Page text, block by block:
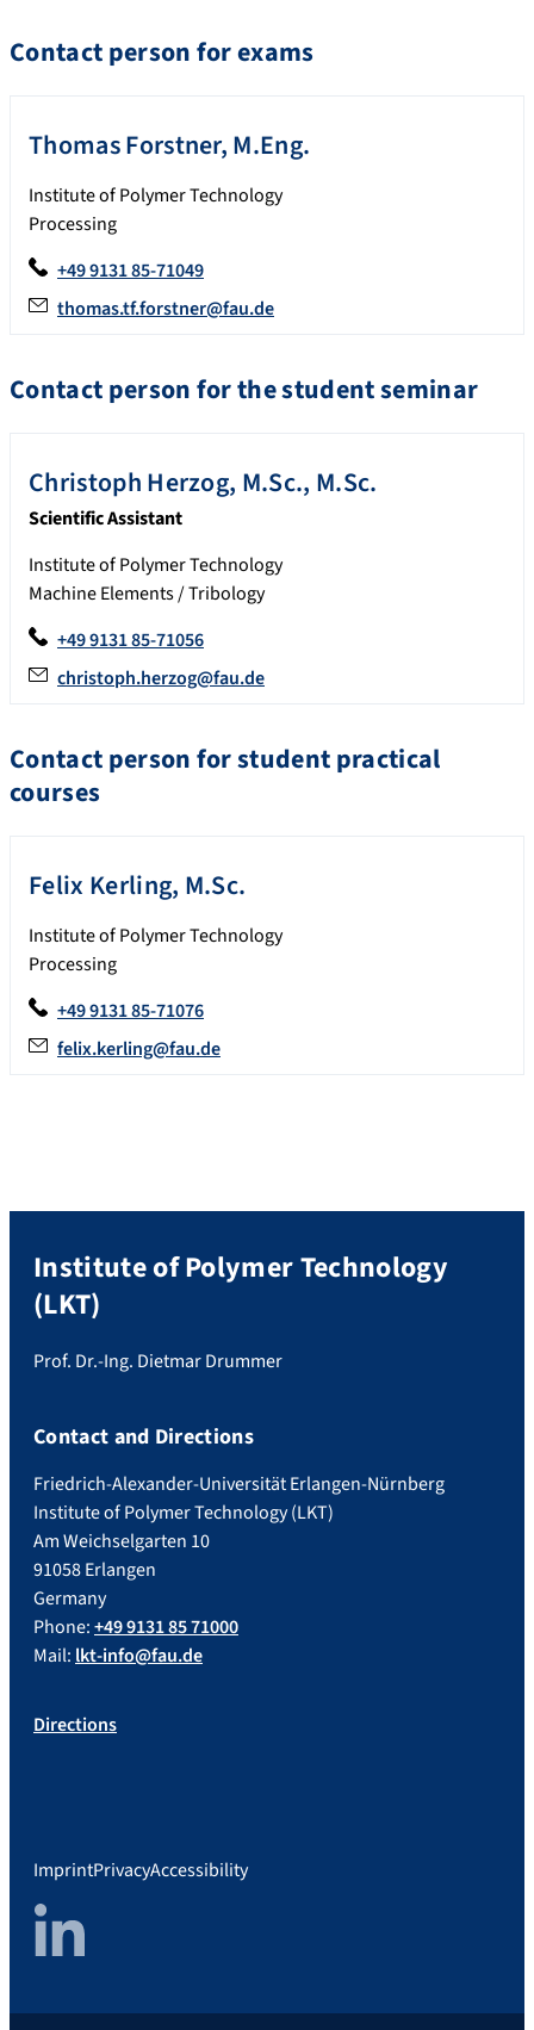
Contact person for exams
ThomasForstner,M.Eng.
Institute of Polymer Technology
Processing
+49 9131 85-71049
thomas.tf.forstner@fau.de
Contact person for the student seminar
ChristophHerzog, M.Sc., M.Sc.
Scientific Assistant
Institute of Polymer Technology
Machine Elements / Tribology
+49 9131 85-71056
christoph.herzog@fau.de
Contact person for student practical
courses
Felix Kerling, M.Sc.
Institute of Polymer Technology
Processing
+49 9131 85-71076
felix.kerling@fau.de
Institute of Polymer Technology
(LKT)
Prof. Dr.-Ing. Dietmar Drummer
Contact and Directions
Friedrich-Alexander-Universität Erlangen-Nürnberg
Institute of Polymer Technology (LKT)
Am Weichselgarten 10
91058 Erlangen
Germany
Phone:+49 9131 85 71000
Mail: lkt-info@fau.de
Directions
ImprintPrivacyAccessibility
LinkedIn